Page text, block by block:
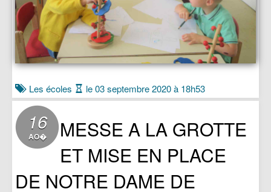
Les écoles le 03 septembre 2020 à 18h53
16
AO�
MESSE A LA GROTTE
ET MISE EN PLACE
DE NOTRE DAME DE